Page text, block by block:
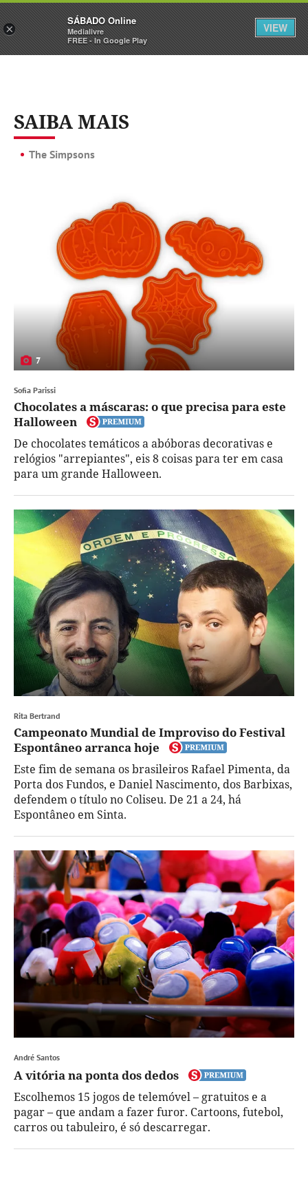
Sábado Assine Iniciar Sessão
SAIBA MAIS
The Simpsons
7
Sofia Parissi
Chocolates a máscaras: o que precisa para este
Halloween
De chocolates temáticos a abóboras decorativas e
relógios "arrepiantes", eis 8 coisas para ter em casa
para um grande Halloween.
Rita Bertrand
Campeonato Mundial de Improviso do Festival
Espontâneo arranca hoje
Este fim de semana os brasileiros Rafael Pimenta, da
Porta dos Fundos, e Daniel Nascimento, dos Barbixas,
defendem o título no Coliseu. De 21 a 24, há
Espontâneo em Sinta.
André Santos
A vitória na ponta dos dedos
Escolhemos 15 jogos de telemóvel – gratuitos e a
pagar – que andam a fazer furor. Cartoons, futebol,
carros ou tabuleiro, é só descarregar.
×
SÁBADO Online
Medialivre
FREE - In Google Play
VIEW